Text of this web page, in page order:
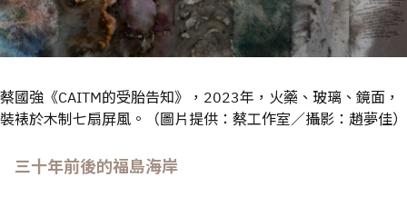
蔡國強《CAITM的受胎告知》，2023年，火藥、玻璃、鏡面，
裝裱於木制七扇屏風。（圖片提供：蔡工作室／攝影：趙夢佳）
三十年前後的福島海岸